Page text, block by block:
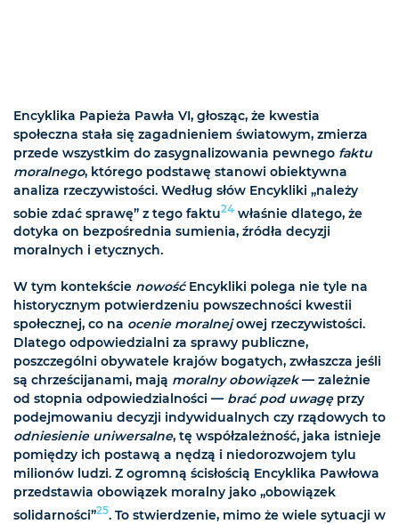
Encyklika Papieża Pawła VI, głosząc, że kwestia
społeczna stała się zagadnieniem światowym, zmierza
przede wszystkim do zasygnalizowania pewnego faktu
moralnego, którego podstawę stanowi obiektywna
analiza rzeczywistości. Według słów Encykliki „należy
sobie zdać sprawę” z tego faktu24 właśnie dlatego, że
dotyka on bezpośrednia sumienia, źródła decyzji
moralnych i etycznych.
W tym kontekście nowośćEncykliki polega nie tyle na
historycznym potwierdzeniu powszechności kwestii
społecznej, co na ocenie moralnejowej rzeczywistości.
Dlatego odpowiedzialni za sprawy publiczne,
poszczególni obywatele krajów bogatych, zwłaszcza jeśli
są chrześcijanami, mają moralny obowiązek— zależnie
od stopnia odpowiedzialności — brać pod uwagęprzy
podejmowaniu decyzji indywidualnych czy rządowych to
odniesienie uniwersalne, tę współzależność, jaka istnieje
pomiędzy ich postawą a nędzą i niedorozwojem tylu
milionów ludzi. Z ogromną ścisłością Encyklika Pawłowa
przedstawia obowiązek moralny jako „obowiązek
solidarności”25. To stwierdzenie, mimo że wiele sytuacji w